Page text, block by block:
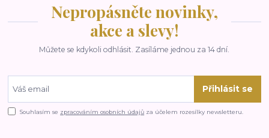
Nepropásněte novinky,
akce a slevy!
Můžete se kdykoli odhlásit. Zasíláme jednou za 14 dní.
Přihlásit se
Souhlasím se zpracováním osobních údajů za účelem rozesílky newsletteru.